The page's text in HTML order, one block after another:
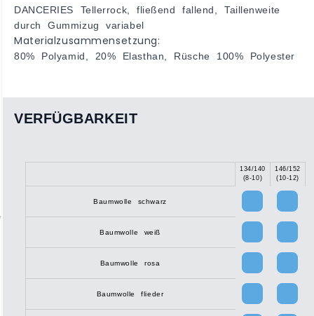
DANCERIES Tellerrock, fließend fallend, Taillenweite
durch Gummizug variabel
Materialzusammensetzung:
80% Polyamid, 20% Elasthan, Rüsche 100% Polyester
VERFÜGBARKEIT
134/140
(8-10)
146/152
(10-12)
Baumwolle schwarz
Baumwolle weiß
Baumwolle rosa
Baumwolle flieder